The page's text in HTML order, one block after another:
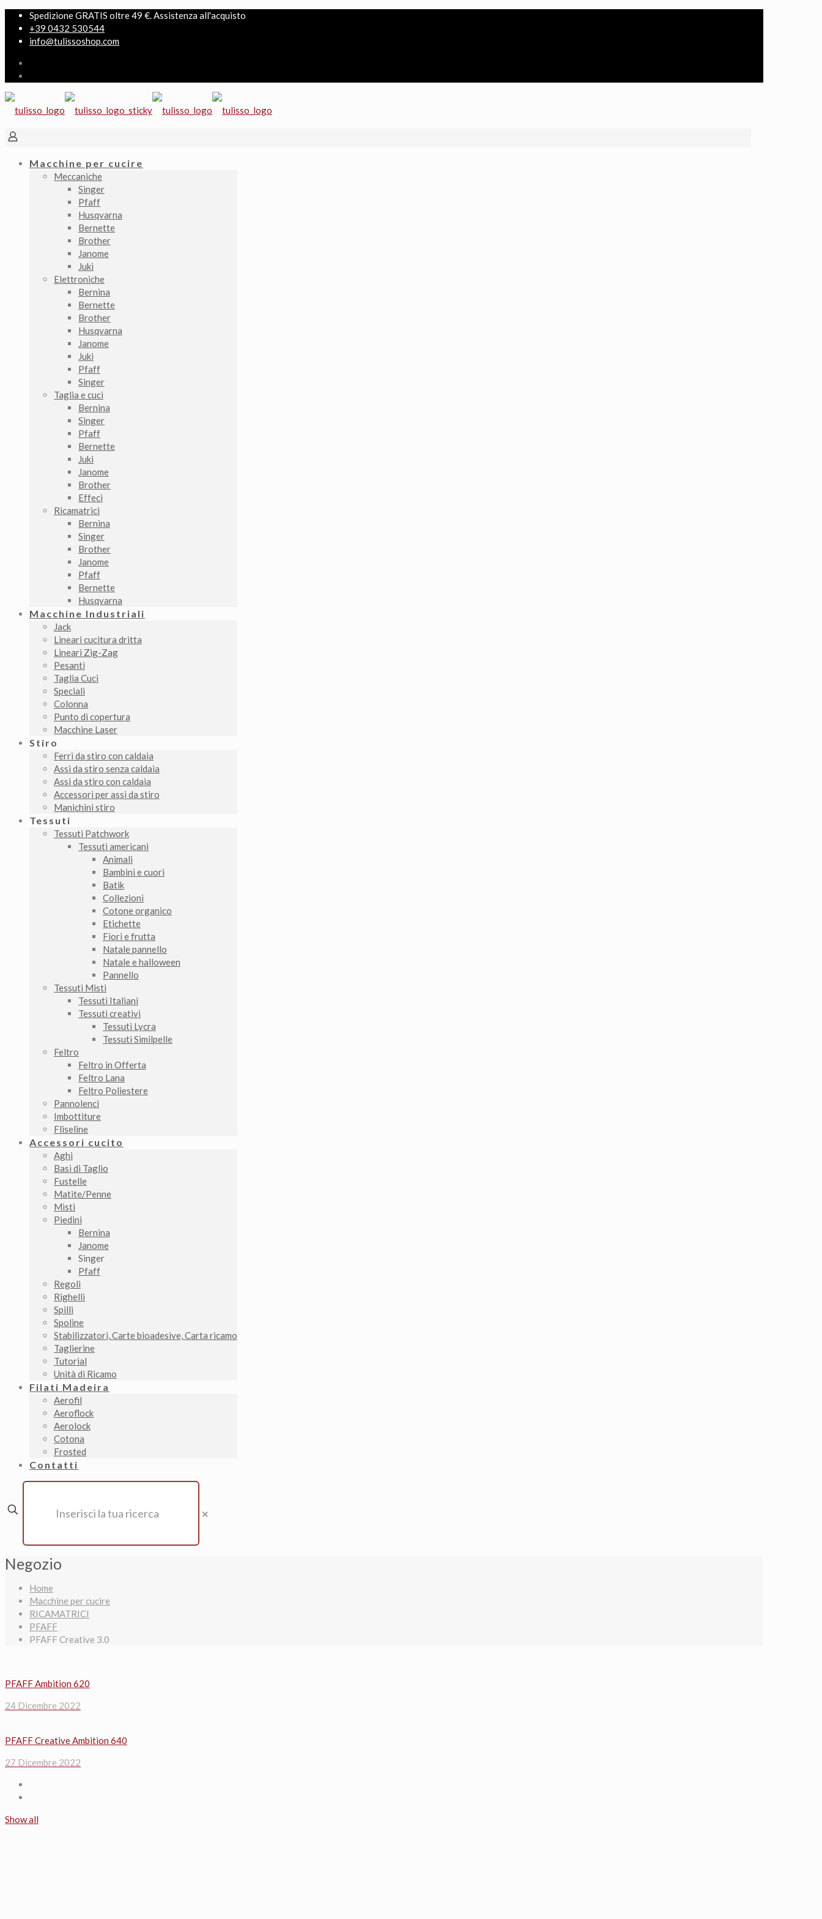
Spedizione GRATIS oltre 49 €. Assistenza all'acquisto
+39 0432 530544
info@tulissoshop.com
Macchine per cucire
Meccaniche
Singer
Pfaff
Husqvarna
Bernette
Brother
Janome
Juki
Elettroniche
Bernina
Bernette
Brother
Husqvarna
Janome
Juki
Pfaff
Singer
Taglia e cuci
Bernina
Singer
Pfaff
Bernette
Juki
Janome
Brother
Effeci
Ricamatrici
Bernina
Singer
Brother
Janome
Pfaff
Bernette
Husqvarna
Macchine Industriali
Jack
Lineari cucitura dritta
Lineari Zig-Zag
Pesanti
Taglia Cuci
Speciali
Colonna
Punto di copertura
Macchine Laser
Stiro
Ferri da stiro con caldaia
Assi da stiro senza caldaia
Assi da stiro con caldaia
Accessori per assi da stiro
Manichini stiro
Tessuti
Tessuti Patchwork
Tessuti americani
Animali
Bambini e cuori
Batik
Collezioni
Cotone organico
Etichette
Fiori e frutta
Natale pannello
Natale e halloween
Pannello
Tessuti Misti
Tessuti Italiani
Tessuti creativi
Tessuti Lycra
Tessuti Similpelle
Feltro
Feltro in Offerta
Feltro Lana
Feltro Poliestere
Pannolenci
Imbottiture
Fliseline
Accessori cucito
Aghi
Basi di Taglio
Fustelle
Matite/Penne
Misti
Piedini
Bernina
Janome
Singer
Pfaff
Regoli
Righelli
Spilli
Spoline
Stabilizzatori, Carte bioadesive, Carta ricamo
Taglierine
Tutorial
Unità di Ricamo
Filati Madeira
Aerofil
Aeroflock
Aerolock
Cotona
Frosted
Contatti
✕
Negozio
Home
Macchine per cucire
RICAMATRICI
PFAFF
PFAFF Creative 3.0
PFAFF Ambition 620
24 Dicembre 2022
PFAFF Creative Ambition 640
27 Dicembre 2022
Show all